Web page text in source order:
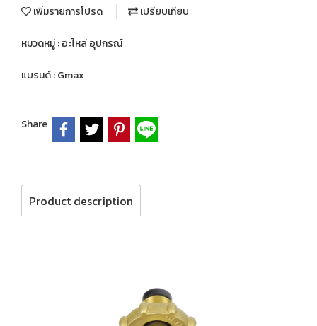
เพิ่มรายการโปรด เปรียบเทียบ
หมวดหมู่ :อะไหล่ อุปกรณ์
แบรนด์ :Gmax
Share
Product description